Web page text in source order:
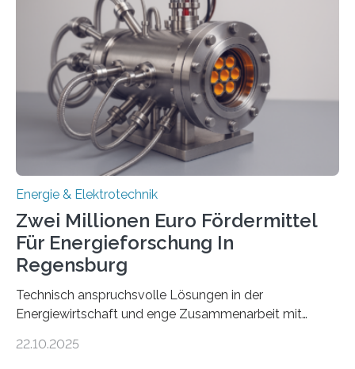
neuen Bericht für die Praxis eingeordnet – inklusive der
Rolle von flexiblen Netzanschlussvereinbarungen. Der
Netzanschluss von Erneuerbare-Energien-Anlagen
(EE-Anlagen) ist entscheidend für die Energiewende.
Denn ohne Anschluss an das Netz kann kein Strom
eingespeist werden. Nach dem Erneuerbare-Energien-
Gesetz (EEG) sind Netzbetreiber…
Energie & Elektrotechnik
Zwei Millionen Euro Fördermittel
Für Energieforschung In
Regensburg
Technisch anspruchsvolle Lösungen in der
Energiewirtschaft und enge Zusammenarbeit mit
neuen EU-geförderten Transfer-Projekte zu
22.10.2025